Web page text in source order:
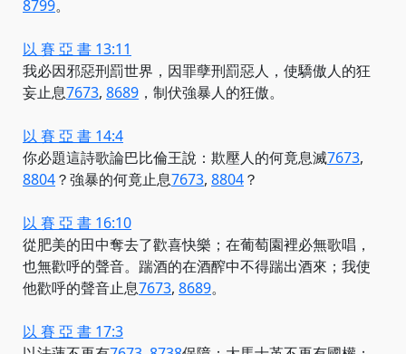
8799。
以 賽 亞 書 13:11
我必因邪惡刑罰世界，因罪孽刑罰惡人，使驕傲人的狂
妄止息7673, 8689 ，制伏強暴人的狂傲。
以 賽 亞 書 14:4
你必題這詩歌論巴比倫王說：欺壓人的何竟息滅7673,
8804？強暴的何竟止息7673, 8804？
以 賽 亞 書 16:10
從肥美的田中奪去了歡喜快樂；在葡萄園裡必無歌唱，
也無歡呼的聲音。踹酒的在酒醡中不得踹出酒來；我使
他歡呼的聲音止息7673, 8689。
以 賽 亞 書 17:3